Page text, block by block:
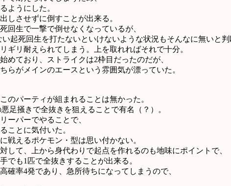
ようにした。
しさせずに倒すことが出来る。
回生で一撃で倒せなくなっているが、
起死回生を打たないといけないような状況もそんなに無いと
ギリ耐えられてしまう。上を取れればそれで十分。
めており、ストライクは2枠目だったのだが、
らがメインのエースという雰囲気が漂っていた。
のパーティが組まれることは無かった。
足掻きで全抜きを狙えることで有名（？）。
ーパーでやることで、
ことに気付いた。
戦えるポケモン・型は思い付かない。
て、上から身代わりで起点を作れるのも地味にポイントで、
でも1匹で全抜きすることが出来る。
確率4発であり、急所待ちになってしまうので、